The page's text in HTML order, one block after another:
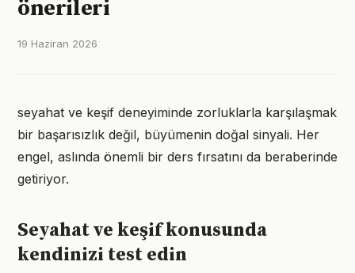
önerileri
19 Haziran 2026
seyahat ve keşif deneyiminde zorluklarla karşılaşmak
bir başarısızlık değil, büyümenin doğal sinyali. Her
engel, aslında önemli bir ders fırsatını da beraberinde
getiriyor.
Seyahat ve keşif konusunda
kendinizi test edin